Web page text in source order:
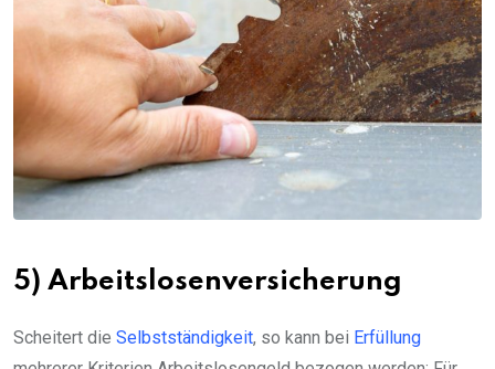
5) Arbeitslosenversicherung
Scheitert die Selbstständigkeit, so kann bei Erfüllung